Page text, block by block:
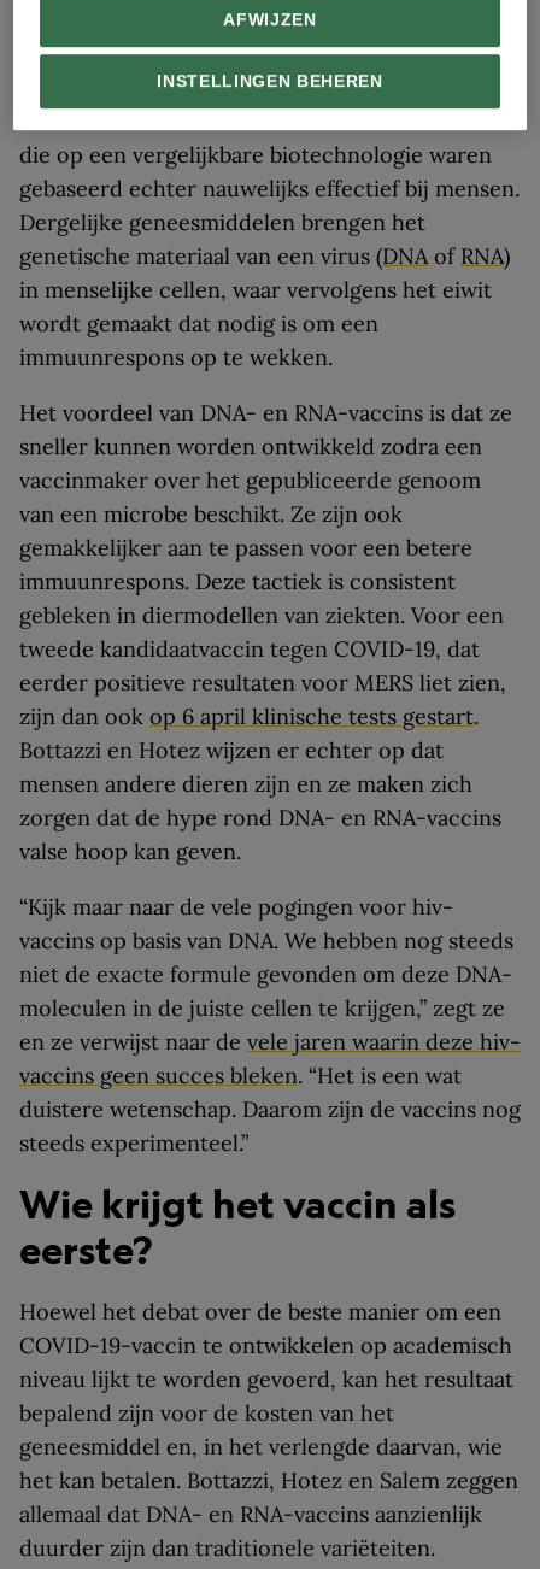
De kandidaatvaccins van bedrijven als Moderna
zorgen voor opwinding en wekken hoop op een
die op een vergelijkbare biotechnologie waren
gebaseerd echter nauwelijks effectief bij mensen.
Dergelijke geneesmiddelen brengen het
genetische materiaal van een virus (DNAof RNA)
in menselijke cellen, waar vervolgens het eiwit
wordt gemaakt dat nodig is om een
immuunrespons op te wekken.
Het voordeel van DNA- en RNA-vaccins is dat ze
sneller kunnen worden ontwikkeld zodra een
vaccinmaker over het gepubliceerde genoom
van een microbe beschikt. Ze zijn ook
gemakkelijker aan te passen voor een betere
immuunrespons. Deze tactiek is consistent
gebleken in diermodellen van ziekten. Voor een
tweede kandidaatvaccin tegen COVID-19, dat
eerder positieve resultaten voor MERS liet zien,
zijn dan ook op 6 april klinische tests gestart.
Bottazzi en Hotez wijzen er echter op dat
mensen andere dieren zijn en ze maken zich
zorgen dat de hype rond DNA- en RNA-vaccins
valse hoop kan geven.
“Kijk maar naar de vele pogingen voor hiv-
vaccins op basis van DNA. We hebben nog steeds
niet de exacte formule gevonden om deze DNA-
moleculen in de juiste cellen te krijgen,” zegt ze
en ze verwijst naar de vele jaren waarin deze hiv-
vaccins geen succes bleken. “Het is een wat
duistere wetenschap. Daarom zijn de vaccins nog
steeds experimenteel.”
Wie krijgt het vaccin als
eerste?
Hoewel het debat over de beste manier om een
COVID-19-vaccin te ontwikkelen op academisch
niveau lijkt te worden gevoerd, kan het resultaat
bepalend zijn voor de kosten van het
geneesmiddel en, in het verlengde daarvan, wie
het kan betalen. Bottazzi, Hotez en Salem zeggen
allemaal dat DNA- en RNA-vaccins aanzienlijk
duurder zijn dan traditionele variëteiten.
INSTELLINGEN BEHEREN
AFWIJZEN